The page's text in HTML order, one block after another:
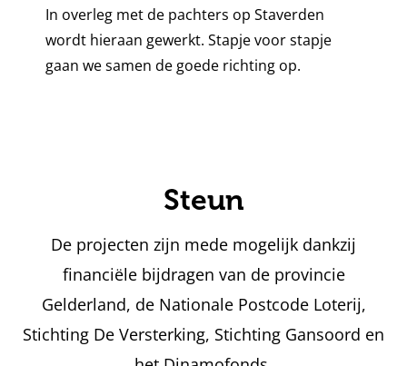
In overleg met de pachters op Staverden
wordt hieraan gewerkt. Stapje voor stapje
gaan we samen de goede richting op.
Steun
De projecten zijn mede mogelijk dankzij
financiële bijdragen van de provincie
Gelderland, de Nationale Postcode Loterij,
Stichting De Versterking, Stichting Gansoord en